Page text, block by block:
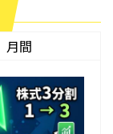
月間